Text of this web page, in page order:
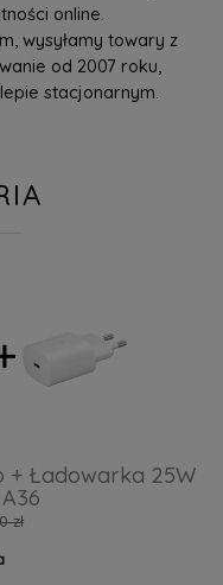
online.
wysyłamy towary z
od 2007 roku,
stacjonarnym.
+ Ładowarka 25W
zł